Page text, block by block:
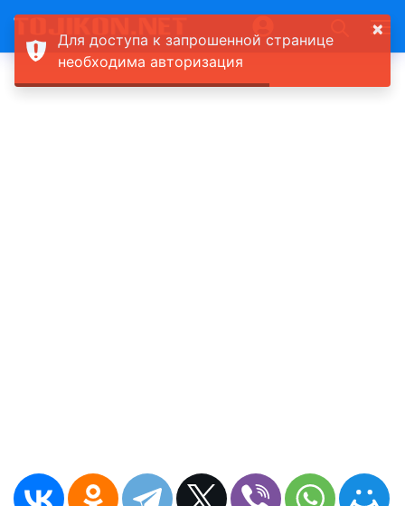
×
Для доступа к запрошенной странице
необходима авторизация